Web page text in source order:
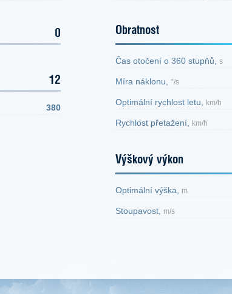
0
12
380
Obratnost
Čas otočení o 360 stupňů, s
Míra náklonu, °/s
Optimální rychlost letu, km/h
Rychlost přetažení, km/h
Výškový výkon
Optimální výška, m
Stoupavost, m/s